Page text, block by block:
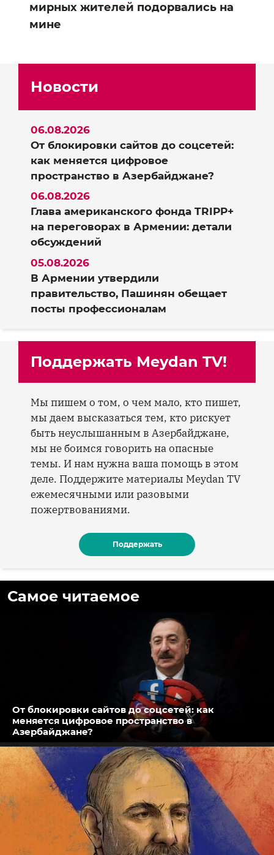
мирных жителей подорвались на
мине
Новости
От блокировки сайтов до соцсетей:
как меняется цифровое
пространство в Азербайджане?
06.08.2026
Глава американского фонда TRIPP+
на переговорах в Армении: детали
обсуждений
06.08.2026
В Армении утвердили
правительство, Пашинян обещает
посты профессионалам
05.08.2026
Поддержать Meydan TV!
Мы пишем о том, о чем мало, кто пишет,
мы даем высказаться тем, кто рискует
быть неуслышанным в Азербайджане,
мы не боимся говорить на опасные
темы. И нам нужна ваша помощь в этом
деле. Поддержите материалы Meydan TV
ежемесячными или разовыми
пожертвованиями.
Поддержать
Самое читаемое
От блокировки сайтов до соцсетей: как
меняется цифровое пространство в
Азербайджане?